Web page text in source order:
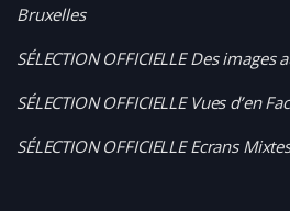
Bruxelles
SÉLECTION OFFICIELLE Des
SÉLECTION OFFICIELLE Vues d’en
SÉLECTION OFFICIELLE Ecrans